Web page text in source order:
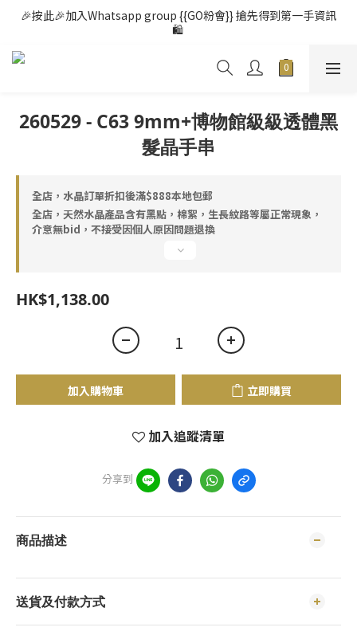
🎉按此🎉加入Whatsapp group {{GO粉會}} 搶先得到第一手資訊
🛍️
260529 - C63 9mm+博物館級級透體黑
髮晶手串
全店，水晶訂單折扣後滿$888本地包郵
全店，天然水晶產品含有黑點，棉絮，生長紋路等屬正常現象，
介意無bid，不接受因個人原因問題退換
HK$1,138.00
加入購物車 立即購買
加入追蹤清單
分享到
商品描述
送貨及付款方式